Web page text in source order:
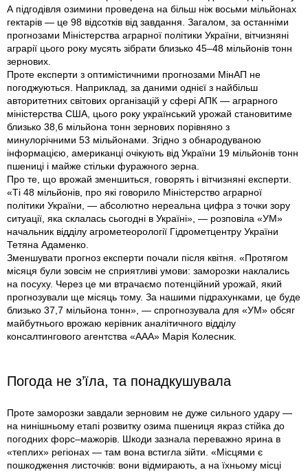
А підгодівля озимини проведена на більш ніж восьми мільйонах
гектарів — це 98 відсотків від завдання. Загалом, за останніми
прогнозами Міністерства аграрної політики України, вітчизняні
аграрії цього року мусять зібрати близько 45–48 мільйонів тонн
зернових.
Проте експерти з оптимістичними прогнозами МінАП не
погоджуються. Наприклад, за даними однієї з найбільш
авторитетних світових організацій у сфері АПК — аграрного
міністерства США, цього року український урожай становитиме
близько 38,6 мільйона тонн зернових порівняно з
минулорічними 53 мільйонами. Згідно з обнародуваною
інформацією, американці очікують від України 19 мільйонів тонн
пшениці і майже стільки фуражного зерна.
Про те, що врожай зменшиться, говорять і вітчизняні експерти.
«Ті 48 мільйонів, про які говорило Міністерство аграрної
політики України, — абсолютно нереальна цифра з точки зору
ситуації, яка склалась сьогодні в Україні», — розповіла «УМ»
начальник відділу агрометеорології Гідрометцентру України
Тетяна Адаменко.
Зменшувати прогноз експерти почали після квітня. «Протягом
місяця були зовсім не сприятливі умови: заморозки наклались
на посуху. Через це ми втрачаємо потенційний урожай, який
прогнозували ще місяць тому. За нашими підрахунками, це буде
близько 37,7 мільйона тонн», — спрогнозувала для «УМ» обсяг
майбутнього врожаю керівник аналітичного відділу
консалтингового агентства «ААА» Марія Колесник.
Погода не з’їла, та понадкушувала
Проте заморозки завдали зерновим не дуже сильного удару —
на нинішньому етапі розвитку озима пшениця якраз стійка до
погодних форс–мажорів. Шкоди зазнала переважно ярина в
«теплих» регіонах — там вона встиг­ла зійти. «Місцями є
пошкодження листочків: вони відмирають, а на їхньому місці